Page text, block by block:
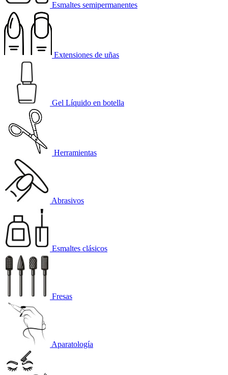
Esmaltes semipermanentes
Extensiones de uñas
Gel Líquido en botella
Herramientas
Abrasivos
Esmaltes clásicos
Fresas
Aparatología